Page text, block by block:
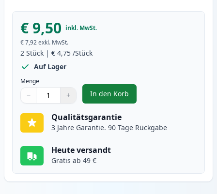
€ 9,50 inkl. MwSt.
€ 7,92exkl. MwSt.
2 Stück | € 4,75 /Stück
Auf Lager
Menge
Verwenden Sie die Tasten, um anzupassen
− +
1
In den Korb
, 2 stück Brother LC980Y gelb
Qualitätsgarantie
3 Jahre Garantie. 90 Tage Rückgabe
Heute versandt
Gratis ab 49 €